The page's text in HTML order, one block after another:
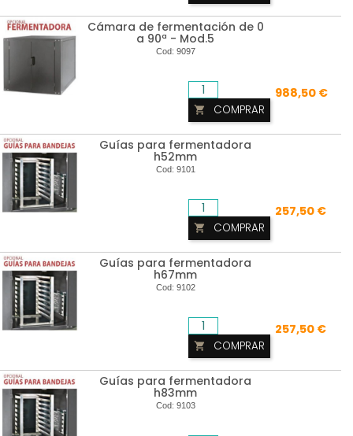
Cámara de fermentación de 0
a 90ª - Mod.5
Cod: 9097
988,50 €
 COMPRAR
Guías para fermentadora
h52mm
Cod: 9101
257,50 €
 COMPRAR
Guías para fermentadora
h67mm
Cod: 9102
257,50 €
 COMPRAR
Guías para fermentadora
h83mm
Cod: 9103